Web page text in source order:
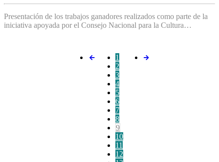
Presentación de los trabajos ganadores realizados como parte de la
iniciativa apoyada por el Consejo Nacional para la Cultura…
1
2
3
4
5
6
7
8
9
10
11
12